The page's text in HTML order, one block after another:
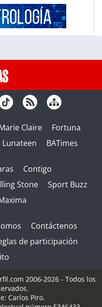
Claire
Fortuna
Lunateen BATimes
Contigo
Stone
Sport Buzz
Contáctenos
de participación
2006-2026 - Todos los
Carlos Piro.